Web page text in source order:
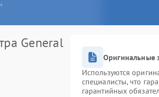
General
Оригинальные
Используются
специалисты, что
гарантийных